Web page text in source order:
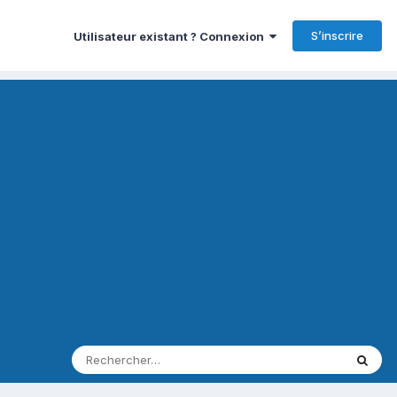
Utilisateur existant ? Connexion S’inscrire